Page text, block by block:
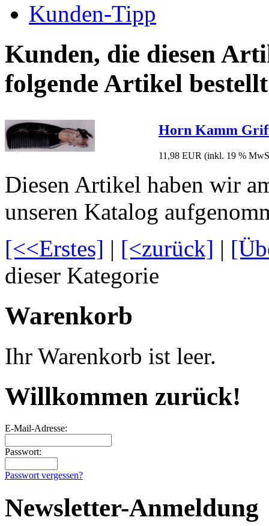
Kunden-Tipp
Kunden, die diesen
folgende Artikel
Horn Kamm
11,98 EUR (inkl. 19 %
Diesen Artikel haben wir
unseren Katalog
[<<Erstes] | [<zurück] |
dieser Kategorie
Warenkorb
Ihr Warenkorb ist leer.
Willkommen zurück!
E-Mail-Adresse:
Passwort:
Passwort vergessen?
Newsletter-Anmeldung